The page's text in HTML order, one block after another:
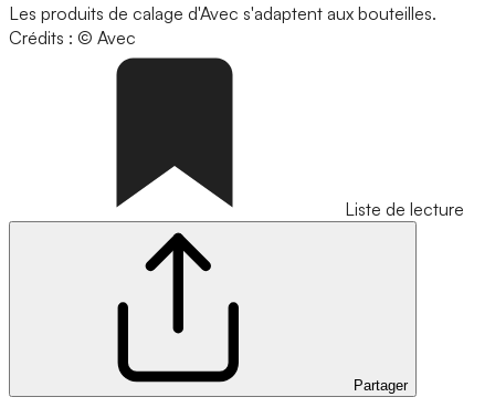
Les produits de calage d'Avec s'adaptent aux bouteilles.
Crédits : © Avec
Liste de lecture
Partager